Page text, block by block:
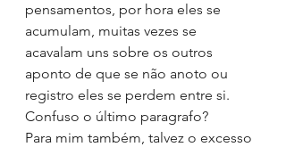
pensamentos, por hora eles se
acumulam, muitas vezes se
acavalam uns sobre os outros
aponto de que se não anoto ou
registro eles se perdem entre si.
Confuso o último paragrafo?
Para mim também, talvez o excesso